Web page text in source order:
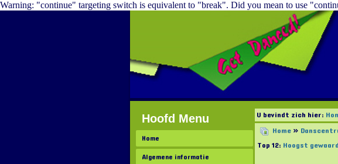
Warning: "continue" targeting switch is equivalent to "break". Did you mean to use
Hoofd Menu
Home
Algemene informatie
U bevindt zich hier:
Home»
Top 12: Hoogst